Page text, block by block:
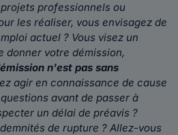
professionnels ou
les réaliser, vous envisagez de
actuel ? Vous visez un
donner votre démission,
n'est pas sans
agir en connaissance de cause
avant de passer à
un délai de préavis ?
de rupture ? Allez-vous